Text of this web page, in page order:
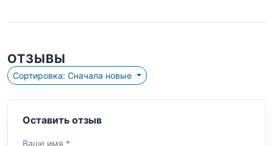
ОТЗЫВЫ
Сортировка: Сначала новые
Оставить отзыв
Ваше имя *